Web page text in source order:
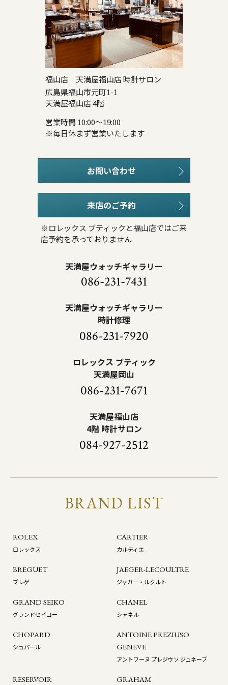
福山店｜天満屋福山店 時計サロン
広島県福山市元町1-1
天満屋福山店 4階
営業時間 10:00～19:00
※毎日休まず営業いたします
お問い合わせ
来店のご予約
※ロレックス ブティックと福山店ではご来
店予約を承っておりません
天満屋ウォッチギャラリー
086-231-7431
天満屋ウォッチギャラリー
時計修理
086-231-7920
ロレックス ブティック
天満屋岡山
086-231-7671
天満屋福山店
4階 時計サロン
084-927-2512
BRAND LIST
ROLEX
ロレックス
CARTIER
カルティエ
BREGUET
ブレゲ
JAEGER-LECOULTRE
ジャガー・ルクルト
GRAND SEIKO
グランドセイコー
CHANEL
シャネル
CHOPARD
ショパール
ANTOINE PREZIUSO
GENEVE
アントワーヌ プレジウソ ジュネーブ
RESERVOIR GRAHAM